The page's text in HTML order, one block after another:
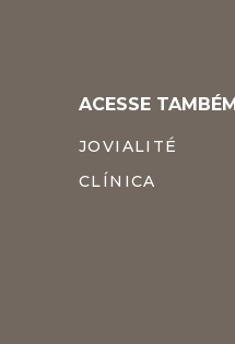
ACESSE TAMBÉM
JOVIALITÉ
CLÍNICA